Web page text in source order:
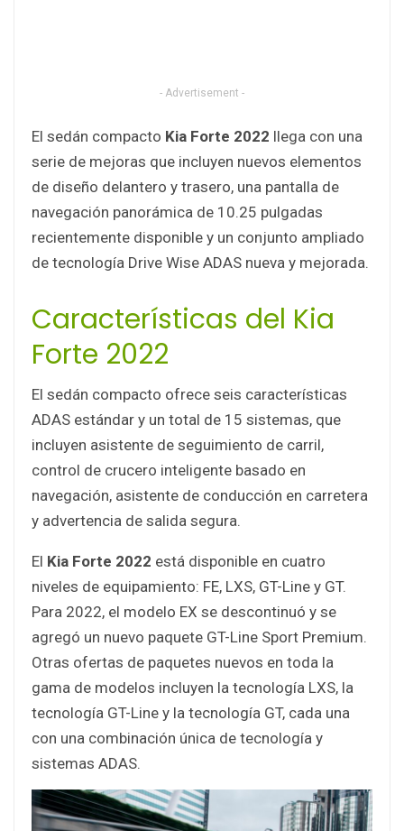
- Advertisement -
El sedán compacto Kia Forte 2022 llega con una
serie de mejoras que incluyen nuevos elementos
de diseño delantero y trasero, una pantalla de
navegación panorámica de 10.25 pulgadas
recientemente disponible y un conjunto ampliado
de tecnología Drive Wise ADAS nueva y mejorada.
Características del Kia
Forte 2022
El sedán compacto ofrece seis características
ADAS estándar y un total de 15 sistemas, que
incluyen asistente de seguimiento de carril,
control de crucero inteligente basado en
navegación, asistente de conducción en carretera
y advertencia de salida segura.
El Kia Forte 2022 está disponible en cuatro
niveles de equipamiento: FE, LXS, GT-Line y GT.
Para 2022, el modelo EX se descontinuó y se
agregó un nuevo paquete GT-Line Sport Premium.
Otras ofertas de paquetes nuevos en toda la
gama de modelos incluyen la tecnología LXS, la
tecnología GT-Line y la tecnología GT, cada una
con una combinación única de tecnología y
sistemas ADAS.